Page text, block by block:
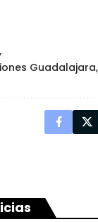
Guadalajara